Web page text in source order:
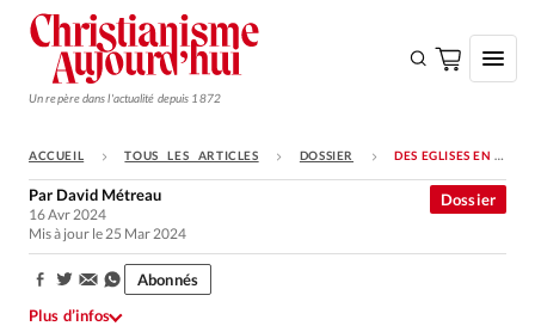
Un repère dans l'actualité depuis 1872
S'ABONNER
Monde
Opinions
ACCUEIL TOUS LES ARTICLES DOSSIER DES EGLISES EN MODE POST-ÉVANGÉLIQUE
Dossier
Par David Métreau
16 Avr 2024
Mis à jour le 25 Mar 2024
Partager:
Abonnés
Plus d’infos